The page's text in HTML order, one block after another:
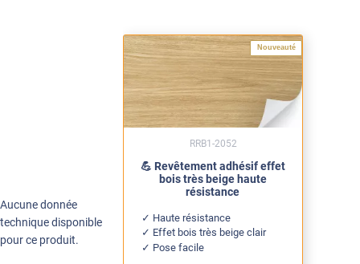
Aucune donnée
technique disponible
pour ce produit.
Nouveauté
💪 Revêtement adhésif effet
bois très beige haute
résistance
Haute résistance
Effet bois très beige clair
Pose facile
RRB1-2052